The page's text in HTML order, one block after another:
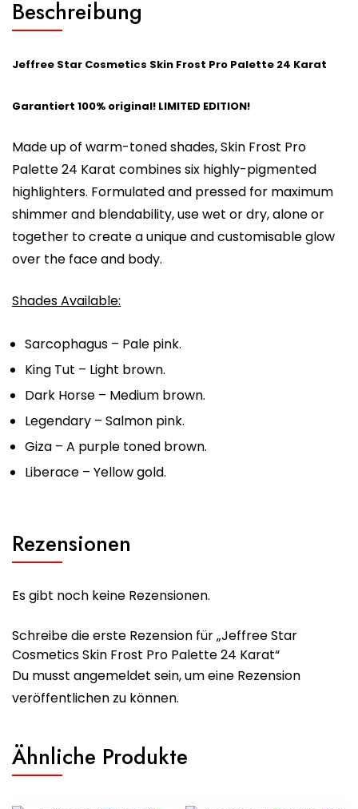
Beschreibung
Jeffree Star Cosmetics Skin Frost Pro Palette 24 Karat
Garantiert 100% original! LIMITED EDITION!
Made up of warm-toned shades, Skin Frost Pro
Palette 24 Karat combines six highly-pigmented
highlighters. Formulated and pressed for maximum
shimmer and blendability, use wet or dry, alone or
together to create a unique and customisable glow
over the face and body.
Shades Available:
Sarcophagus – Pale pink.
King Tut – Light brown.
Dark Horse – Medium brown.
Legendary – Salmon pink.
Giza – A purple toned brown.
Liberace – Yellow gold.
Rezensionen
Es gibt noch keine Rezensionen.
Schreibe die erste Rezension für „Jeffree Star
Cosmetics Skin Frost Pro Palette 24 Karat“
Du musst angemeldet sein, um eine Rezension
veröffentlichen zu können.
Ähnliche Produkte